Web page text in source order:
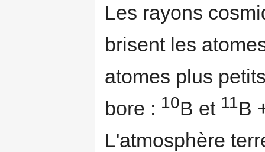
Les rayons
brisent les
atomes plus
bore : 10B et 11 B
L'atmosphère